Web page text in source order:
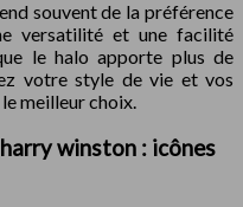
souvent de la préférence
versatilité et une facilité
le halo apporte plus de
votre style de vie et vos
meilleur choix.
winston : icônes